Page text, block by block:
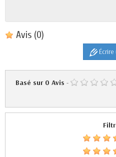
Avis (0)
Écrire
Basé sur 0 Avis -